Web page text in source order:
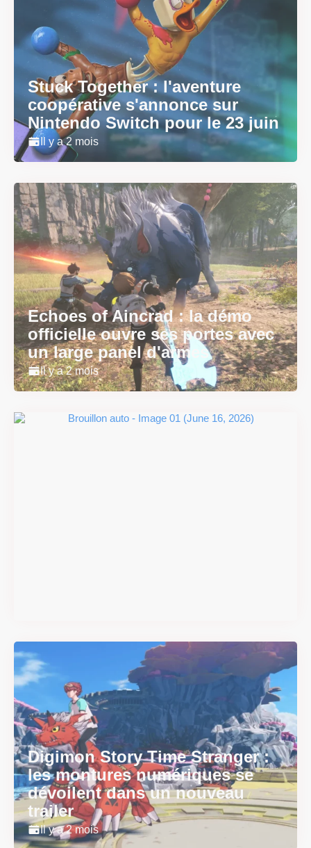
Stuck Together : l'aventure
coopérative s'annonce sur
Nintendo Switch pour le 23 juin
Il y a 2 mois
Echoes of Aincrad : la démo
officielle ouvre ses portes avec
un large panel d'armes
Il y a 2 mois
Digimon Story Time Stranger :
les montures numériques se
dévoilent dans un nouveau
trailer
Il y a 2 mois